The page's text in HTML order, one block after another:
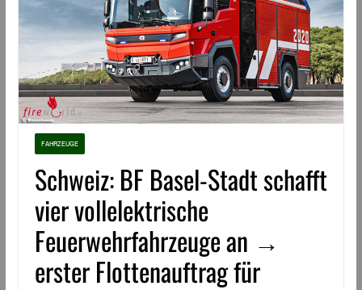
FAHRZEUGE
Schweiz: BF Basel-Stadt schafft
vier vollelektrische
Feuerwehrfahrzeuge an →
erster Flottenauftrag für